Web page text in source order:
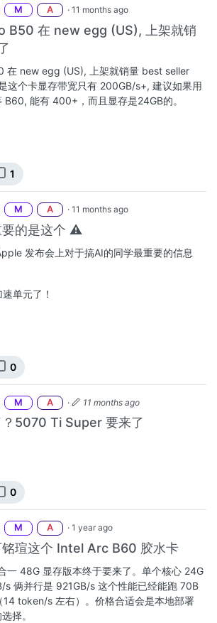
M A · 11 months ago
B50 在 new egg (US), 上架就销
在 new egg (US), 上架就销量 best seller
这个卡显存带宽只有 200GB/s+, 建议如果用
B60, 能有 400+，而且显存是24GB的。
1
M A · 11 months ago
要的是这个 ⚠️
发布会上对于搞AI的同学最重要的信息
单元了！
0
M A · 11 months ago
5070 Ti Super 要来了
0
M A · 1 year ago
瑄这个 Intel Arc B60 胶水卡
一 48G 显存版本终于要来了。单个核心 24G
s 俩并行是 921GB/s 这个性能已经能跑 70B
token/s 左右）。价格合适会是本地部署
择。